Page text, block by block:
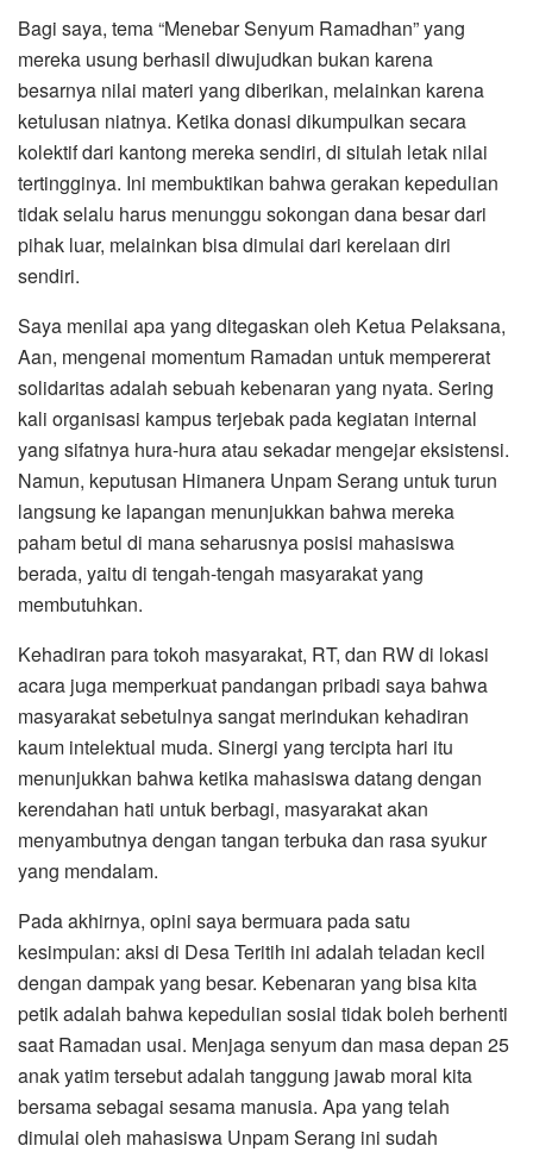
​Bagi saya, tema “Menebar Senyum Ramadhan” yang
mereka usung berhasil diwujudkan bukan karena
besarnya nilai materi yang diberikan, melainkan karena
ketulusan niatnya. Ketika donasi dikumpulkan secara
kolektif dari kantong mereka sendiri, di situlah letak nilai
tertingginya. Ini membuktikan bahwa gerakan kepedulian
tidak selalu harus menunggu sokongan dana besar dari
pihak luar, melainkan bisa dimulai dari kerelaan diri
sendiri.
​Saya menilai apa yang ditegaskan oleh Ketua Pelaksana,
Aan, mengenai momentum Ramadan untuk mempererat
solidaritas adalah sebuah kebenaran yang nyata. Sering
kali organisasi kampus terjebak pada kegiatan internal
yang sifatnya hura-hura atau sekadar mengejar eksistensi.
Namun, keputusan Himanera Unpam Serang untuk turun
langsung ke lapangan menunjukkan bahwa mereka
paham betul di mana seharusnya posisi mahasiswa
berada, yaitu di tengah-tengah masyarakat yang
membutuhkan.
​Kehadiran para tokoh masyarakat, RT, dan RW di lokasi
acara juga memperkuat pandangan pribadi saya bahwa
masyarakat sebetulnya sangat merindukan kehadiran
kaum intelektual muda. Sinergi yang tercipta hari itu
menunjukkan bahwa ketika mahasiswa datang dengan
kerendahan hati untuk berbagi, masyarakat akan
menyambutnya dengan tangan terbuka dan rasa syukur
yang mendalam.
​Pada akhirnya, opini saya bermuara pada satu
kesimpulan: aksi di Desa Teritih ini adalah teladan kecil
dengan dampak yang besar. Kebenaran yang bisa kita
petik adalah bahwa kepedulian sosial tidak boleh berhenti
saat Ramadan usai. Menjaga senyum dan masa depan 25
anak yatim tersebut adalah tanggung jawab moral kita
bersama sebagai sesama manusia. Apa yang telah
dimulai oleh mahasiswa Unpam Serang ini sudah